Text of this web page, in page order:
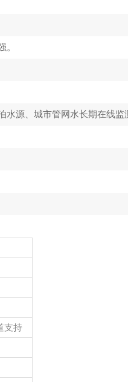
。
水源、城市管网水长期在线监
支持